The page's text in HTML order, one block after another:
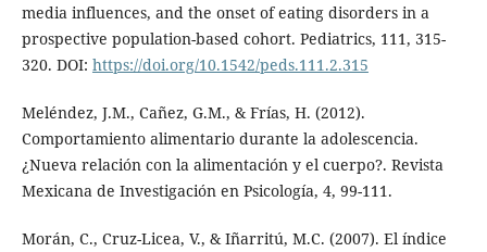
media influences, and the onset of eating disorders in a
prospective population-based cohort. Pediatrics, 111, 315-
320. DOI: https://doi.org/10.1542/peds.111.2.315
Meléndez, J.M., Cañez, G.M., & Frías, H. (2012).
Comportamiento alimentario durante la adolescencia.
¿Nueva relación con la alimentación y el cuerpo?. Revista
Mexicana de Investigación en Psicología, 4, 99-111.
Morán, C., Cruz-Licea, V., & Iñarritú, M.C. (2007). El índice